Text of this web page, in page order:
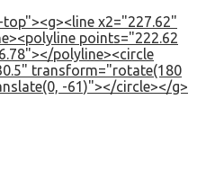
x2="227.62"
points="222.62
polyline><circle
transform="rotate(180
-61)"></circle></g>